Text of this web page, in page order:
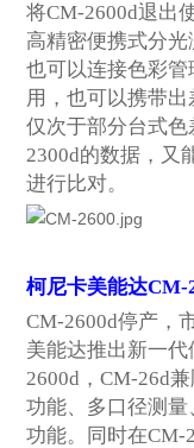
将CM-2600d退出
高精密便携式分光
也可以连接色彩
用，也可以携带出
仅次于部分台式
2300d的数据，又
进行比对。
柯尼卡美能达
CM-2600d停产，
美能达推出新一
2600d，CM-26d
功能、多口径测量
功能。同时在CM-